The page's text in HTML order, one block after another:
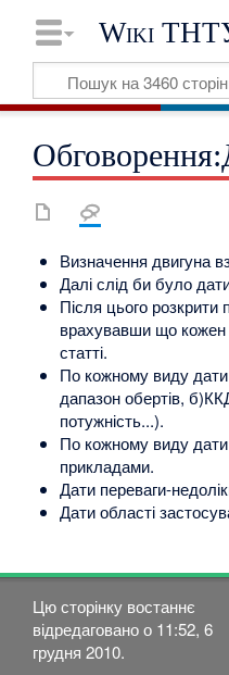
Wiki
Визначення двигуна
Далі слід би було
Після цього
врахувавши що кожен
статті.
По кожному виду дати
дапазон обертів,
потужність...).
По кожному виду дати
прикладами.
Дати переваги-
Дати області
Цю сторінку востаннє
відредаговано о 11:52, 6
грудня 2010.